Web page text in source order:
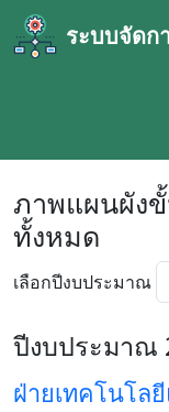
ระบบจัดก
ภาพแผนผัง
ทั้งหมด
เลือกปีงบประมาณ
ปีงบประมาณ
ฝ่ายเทคโนโล